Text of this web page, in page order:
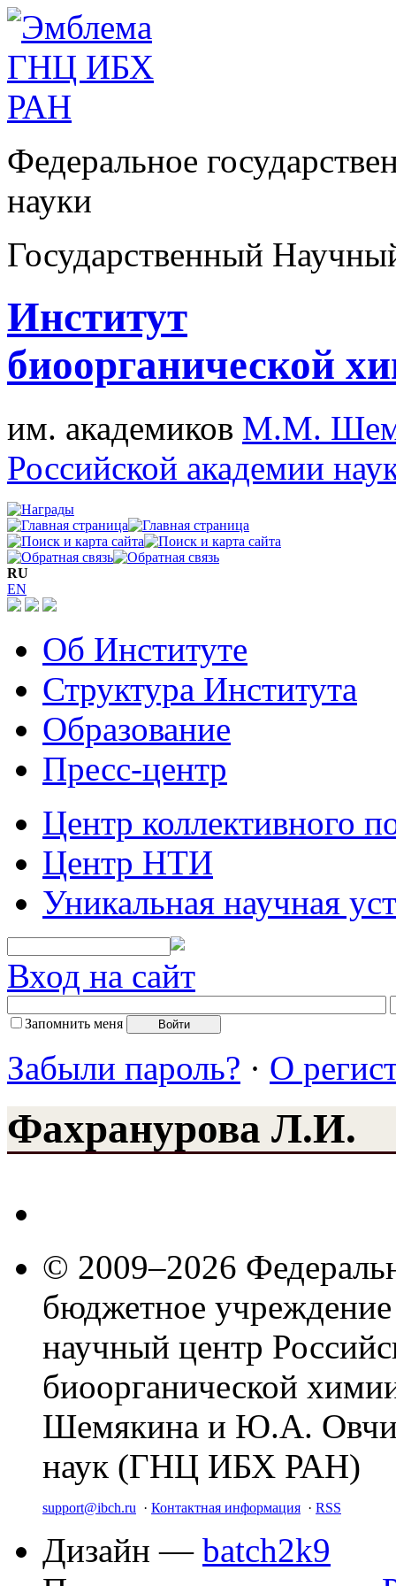
Федеральное
науки
Государственный
Институт
биоорганической
им. академиков М.М.
Российской академии
RU
EN
Об Институте
Структура Института
Образование
Пресс-центр
Центр коллективного
Центр НТИ
Уникальная научная
Вход на сайт
Запомнить меня
Забыли пароль? · О
Фахранурова Л.И.
© 2009–2026
бюджетное
научный центр
биоорганической
Шемякина и Ю.А.
наук (ГНЦ ИБХ РАН)
support@ibch.ru · Контактная информация · RSS
Дизайн — batch2k9